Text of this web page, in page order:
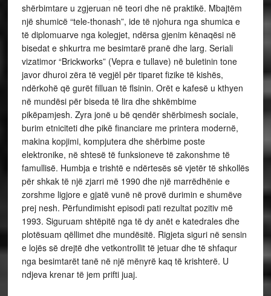
shërbimtare u zgjeruan në teori dhe në praktikë. Mbajtëm
një shumicë “tele-thonash”, ide të njohura nga shumica e
të diplomuarve nga kolegjet, ndërsa gjenim kënaqësi në
bisedat e shkurtra me besimtarë pranë dhe larg. Seriali
vizatimor “Brickworks” (Vepra e tullave) në buletinin tone
javor dhuroi zëra të vegjël për tiparet fizike të kishës,
ndërkohë që gurët filluan të flsinin. Orët e kafesë u kthyen
në mundësi për biseda të lira dhe shkëmbime
pikëpamjesh. Zyra jonë u bë qendër shërbimesh sociale,
burim etniciteti dhe pikë financiare me printera modernë,
makina kopjimi, kompjutera dhe shërbime poste
elektronike, në shtesë të funksioneve të zakonshme të
famullisë. Humbja e trishtë e ndërtesës së vjetër të shkollës
për shkak të një zjarri më 1990 dhe një marrëdhënie e
zorshme ligjore e gjatë vunë në provë durimin e shumëve
prej nesh. Përfundimisht episodi pati rezultat pozitiv më
1993. Siguruam shtëpitë nga të dy anët e katedrales dhe
plotësuam qëllimet dhe mundësitë. Rigjeta siguri në sensin
e lojës së drejtë dhe vetkontrollit të jetuar dhe të shfaqur
nga besimtarët tanë në një mënyrë kaq të krishterë. U
ndjeva krenar të jem prifti juaj.